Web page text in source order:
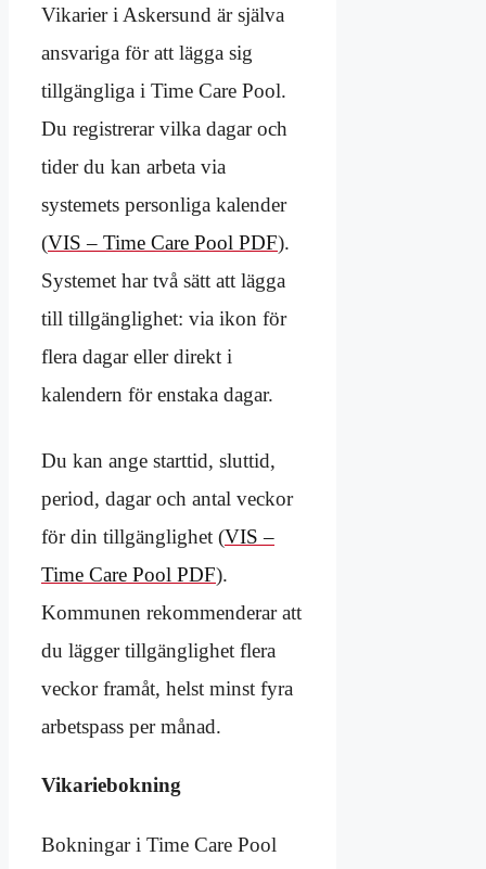
Vikarier i Askersund är själva
ansvariga för att lägga sig
tillgängliga i Time Care Pool.
Du registrerar vilka dagar och
tider du kan arbeta via
systemets personliga kalender
(VIS – Time Care Pool PDF).
Systemet har två sätt att lägga
till tillgänglighet: via ikon för
flera dagar eller direkt i
kalendern för enstaka dagar.
Du kan ange starttid, sluttid,
period, dagar och antal veckor
för din tillgänglighet (VIS –
Time Care Pool PDF).
Kommunen rekommenderar att
du lägger tillgänglighet flera
veckor framåt, helst minst fyra
arbetspass per månad.
Vikariebokning
Bokningar i Time Care Pool